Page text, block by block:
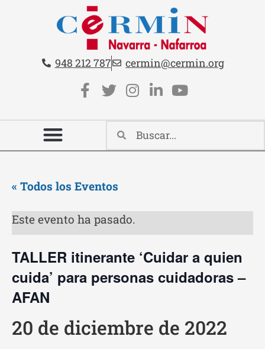
Contacto cabecera
Teléfono:
948 212 787 Email:
cermin@cermin.org
Redes sociales cabecera
« Todos los Eventos
Este evento ha pasado.
TALLER itinerante ‘Cuidar a quien
cuida’ para personas cuidadoras –
AFAN
20 de diciembre de 2022